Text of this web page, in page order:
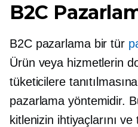
B2C
B2C pazarlama bir tür
Ürün veya hizmetlerin
tüketicilere
pazarlama yöntemidir.
kitlenizin ihtiyaçlarını